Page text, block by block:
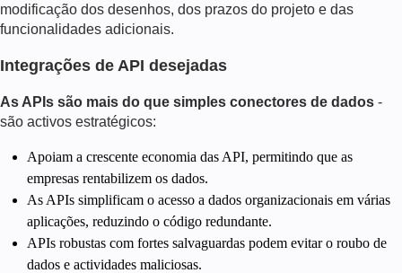
modificação dos desenhos, dos prazos do projeto e das
funcionalidades adicionais.
Integrações de API desejadas
As APIs são mais do que simples conectores de dados -
são activos estratégicos:
Apoiam a crescente economia das API, permitindo que as
empresas rentabilizem os dados.
As APIs simplificam o acesso a dados organizacionais em várias
aplicações, reduzindo o código redundante.
APIs robustas com fortes salvaguardas podem evitar o roubo de
dados e actividades maliciosas.